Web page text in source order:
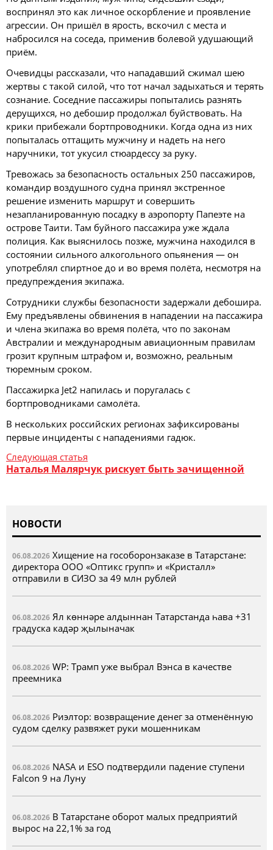
воспринял это как личное оскорбление и проявление
агрессии. Он пришёл в ярость, вскочил с места и
набросился на соседа, применив болевой удушающий
приём.
Очевидцы рассказали, что нападавший сжимал шею
жертвы с такой силой, что тот начал задыхаться и терять
сознание. Соседние пассажиры попытались разнять
дерущихся, но дебошир продолжал буйствовать. На
крики прибежали бортпроводники. Когда одна из них
попыталась оттащить мужчину и надеть на него
наручники, тот укусил стюардессу за руку.
Тревожась за безопасность остальных 250 пассажиров,
командир воздушного судна принял экстренное
решение изменить маршрут и совершить
незапланированную посадку в аэропорту Папеэте на
острове Таити. Там буйного пассажира уже ждала
полиция. Как выяснилось позже, мужчина находился в
состоянии сильного алкогольного опьянения — он
употреблял спиртное до и во время полёта, несмотря на
предупреждения экипажа.
Сотрудники службы безопасности задержали дебошира.
Ему предъявлены обвинения в нападении на пассажира
и члена экипажа во время полёта, что по законам
Австралии и международным авиационным правилам
грозит крупным штрафом и, возможно, реальным
тюремным сроком.
Пассажирка Jet2 напилась и поругалась с
бортпроводниками самолёта.
В нескольких российских регионах зафиксированы
первые инциденты с нападениями гадюк.
Следующая статья
Наталья Малярчук рискует быть зачищенной
НОВОСТИ
06.08.2026 Хищение на гособоронзаказе в Татарстане:
директора ООО «Оптикс групп» и «Кристалл»
отправили в СИЗО за 49 млн рублей
06.08.2026 Ял көннәре алдыннан Татарстанда һава +31
градуска кадәр җылыначак
06.08.2026 WP: Трамп уже выбрал Вэнса в качестве
преемника
06.08.2026 Риэлтор: возвращение денег за отменённую
судом сделку развяжет руки мошенникам
06.08.2026 NASA и ESO подтвердили падение ступени
Falcon 9 на Луну
06.08.2026 В Татарстане оборот малых предприятий
вырос на 22,1% за год